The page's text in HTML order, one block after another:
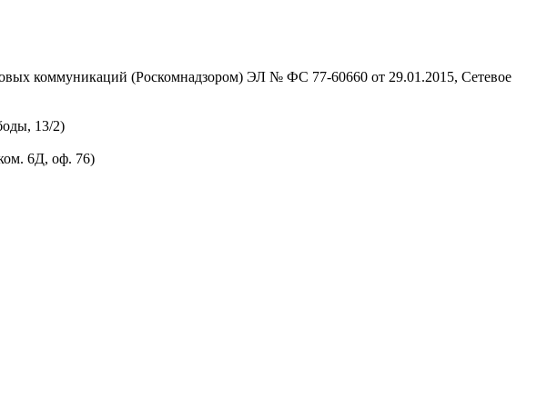
коммуникаций (Роскомнадзором) ЭЛ № ФС 77-60660 от 29.01.2015, Сетевое
13/2)
6Д, оф. 76)